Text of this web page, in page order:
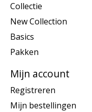
Collectie
New Collection
Basics
Pakken
Mijn account
Registreren
Mijn bestellingen